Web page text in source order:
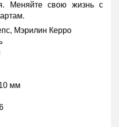
Меняйте свою жизнь с
Мэрилин Керро
мм